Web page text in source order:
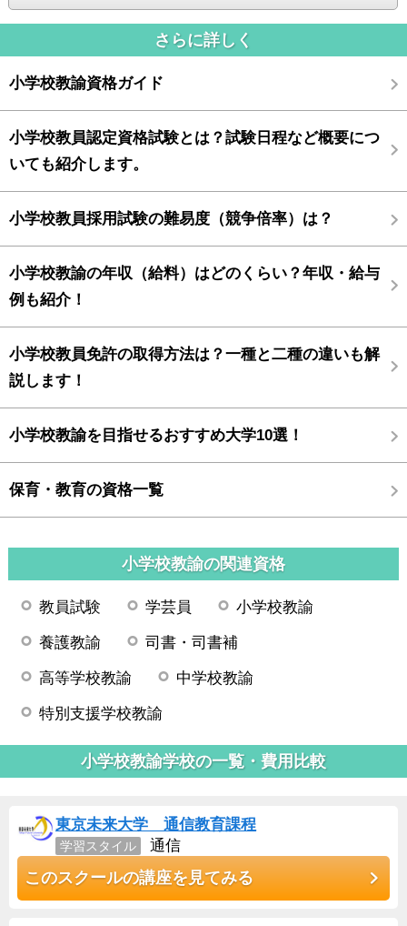
さらに詳しく
小学校教諭資格ガイド
小学校教員認定資格試験とは？試験日程など概要につ
いても紹介します。
小学校教員採用試験の難易度（競争倍率）は？
小学校教諭の年収（給料）はどのくらい？年収・給与
例も紹介！
小学校教員免許の取得方法は？一種と二種の違いも解
説します！
小学校教諭を目指せるおすすめ大学10選！
保育・教育の資格一覧
小学校教諭の関連資格
教員試験 学芸員 小学校教諭
養護教諭 司書・司書補
高等学校教諭 中学校教諭
特別支援学校教諭
小学校教諭学校の一覧・費用比較
東京未来大学 通信教育課程
学習スタイル 通信
このスクールの講座を見てみる